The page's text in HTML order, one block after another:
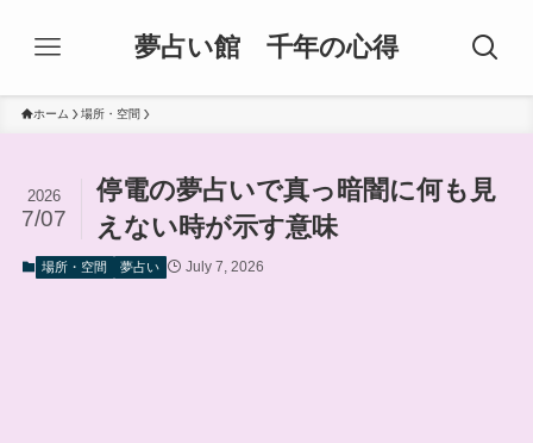
夢占い館 千年の心得
ホーム 場所・空間
停電の夢占いで真っ暗闇に何も見
えない時が示す意味
2026
7/07
場所・空間 夢占い July 7, 2026